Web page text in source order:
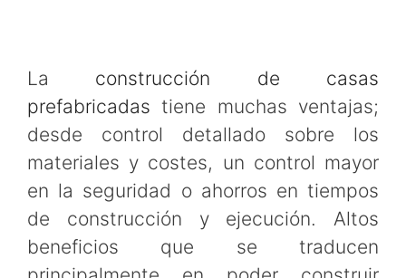
La construcción de casas
prefabricadas tiene muchas ventajas;
desde control detallado sobre los
materiales y costes, un control mayor
en la seguridad o ahorros en tiempos
de construcción y ejecución. Altos
beneficios que se traducen